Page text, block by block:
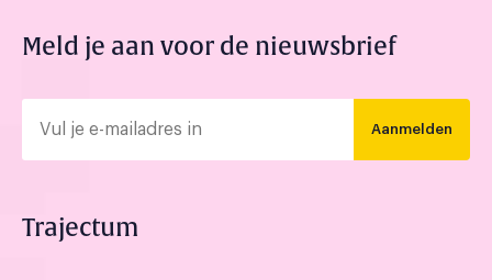
Meld je aan voor de nieuwsbrief
Aanmelden
Trajectum